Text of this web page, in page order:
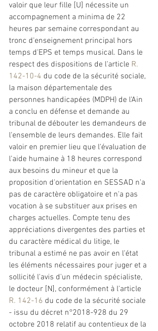
valoir que leur fille [U] nécessite un
accompagnement a minima de 22
heures par semaine correspondant au
tronc d'enseignement principal hors
temps d'EPS et temps musical. Dans le
respect des dispositions de l'article R.
142-10-4 du code de la sécurité sociale,
la maison départementale des
personnes handicapées (MDPH) de l'Ain
a conclu en défense et demande au
tribunal de débouter les demandeurs de
l'ensemble de leurs demandes. Elle fait
valoir en premier lieu que l'évaluation de
l'aide humaine à 18 heures correspond
aux besoins du mineur et que la
proposition d'orientation en SESSAD n'a
pas de caractère obligatoire et n'a pas
vocation à se substituer aux prises en
charges actuelles. Compte tenu des
appréciations divergentes des parties et
du caractère médical du litige, le
tribunal a estimé ne pas avoir en l'état
les éléments nécessaires pour juger et a
sollicité l'avis d'un médecin spécialiste,
le docteur [N], conformément à l'article
R. 142-16 du code de la sécurité sociale
- issu du décret n°2018-928 du 29
octobre 2018 relatif au contentieux de la